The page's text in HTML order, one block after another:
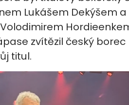
Lukášem Dekýšem a
zvítězil český borec
titul.